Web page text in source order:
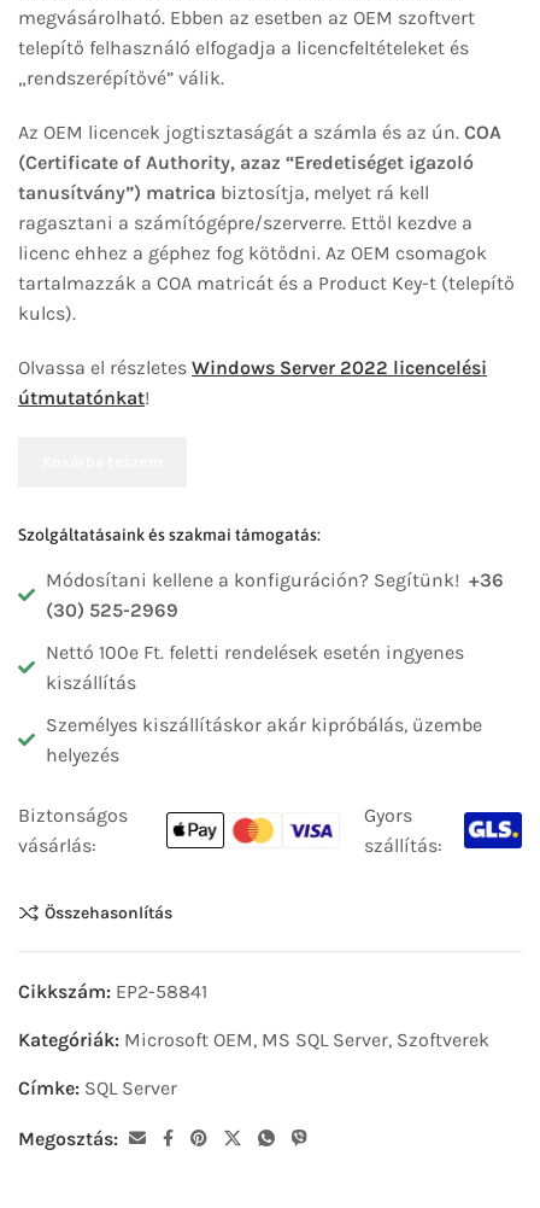
megvásárolható. Ebben az esetben az OEM szoftvert
telepítő felhasználó elfogadja a licencfeltételeket és
„rendszerépítővé” válik.
Az OEM licencek jogtisztaságát a számla és az ún. COA
(Certificate of Authority, azaz “Eredetiséget igazoló
tanusítvány”) matrica biztosítja, melyet rá kell
ragasztani a számítógépre/szerverre. Ettől kezdve a
licenc ehhez a géphez fog kötődni. Az OEM csomagok
tartalmazzák a COA matricát és a Product Key-t (telepítő
kulcs).
Olvassa el részletes Windows Server 2022 licencelési
útmutatónkat!
Szolgáltatásaink és szakmai támogatás:
Módosítani kellene a konfiguráción? Segítünk! +36
(30) 525-2969
Nettó 100e Ft. feletti rendelések esetén ingyenes
kiszállítás
Személyes kiszállításkor akár kipróbálás, üzembe
helyezés
Biztonságos
vásárlás:
Gyors
szállítás:
Összehasonlítás
Cikkszám: EP2-58841
Kategóriák: Microsoft OEM, MS SQL Server, Szoftverek
Címke: SQL Server
Megosztás: